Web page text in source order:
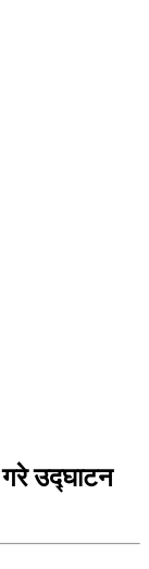
उद्घाटन